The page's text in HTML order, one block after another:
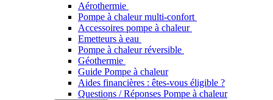
Aérothermie
Pompe à chaleur multi-confort
Accessoires pompe à chaleur
Emetteurs à eau
Pompe à chaleur réversible
Géothermie
Guide Pompe à chaleur
Aides financières : êtes-vous éligible ?
Questions / Réponses Pompe à chaleur